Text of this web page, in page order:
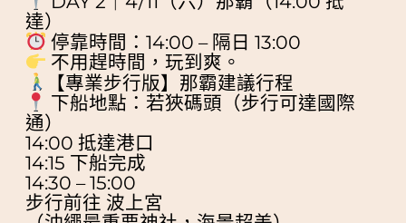
達）
停靠時間：14:00 – 隔日 13:00
不用趕時間，玩到爽。
【專業步行版】那霸建議行程
下船地點：若狹碼頭（步行可達國際
通）
14:00 抵達港口
14:15 下船完成
14:30 – 15:00
步行前往 波上宮